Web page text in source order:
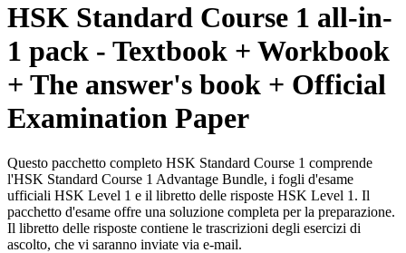
HSK Standard Course 1 all-in-
1 pack - Textbook + Workbook
+ The answer's book + Official
Examination Paper
Questo pacchetto completo HSK Standard Course 1 comprende
l'HSK Standard Course 1 Advantage Bundle, i fogli d'esame
ufficiali HSK Level 1 e il libretto delle risposte HSK Level 1. Il
pacchetto d'esame offre una soluzione completa per la preparazione.
Il libretto delle risposte contiene le trascrizioni degli esercizi di
ascolto, che vi saranno inviate via e-mail.